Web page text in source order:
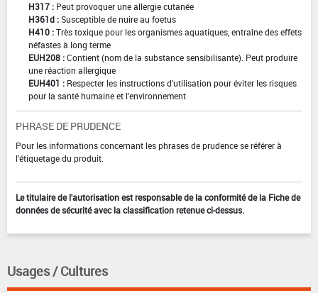
H317 : Peut provoquer une allergie cutanée
H361d :Susceptible de nuire au foetus
H410 :Très toxique pour les organismes aquatiques, entraîne des effets
néfastes à long terme
EUH208 :Contient (nom de la substance sensibilisante). Peut produire
une réaction allergique
EUH401 : Respecter les instructions d'utilisation pour éviter les risques
pour la santé humaine et l'environnement
PHRASE DE PRUDENCE
Pour les informations concernant les phrases de prudence se référer à
l'étiquetage du produit.
Le titulaire de l'autorisation est responsable de la conformité de la Fiche de
données de sécurité avec la classification retenue ci-dessus.
Usages / Cultures